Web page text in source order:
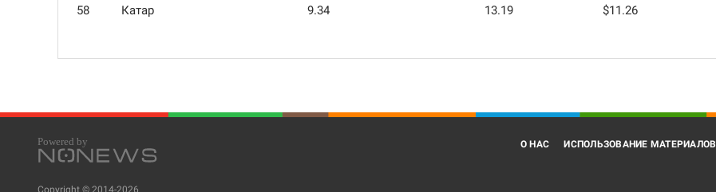
58 Катар 9.34 13.19 $11.26
Copyright © 2014-2026
О НАС ИСПОЛЬЗОВАНИЕ МАТЕРИАЛОВ